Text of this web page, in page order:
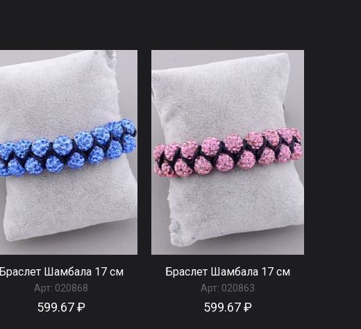
Браслет Шамбала 17 см
Арт: 020868
599.67 ₽
Браслет Шамбала 17 см
Арт: 020863
599.67 ₽